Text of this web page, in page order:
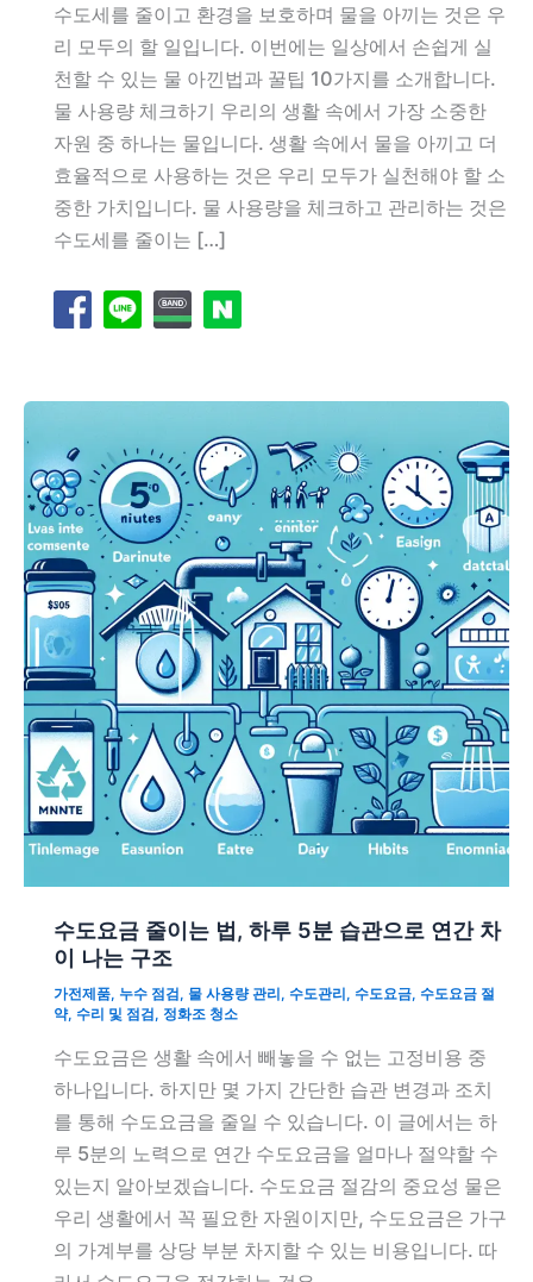
수도세를 줄이고 환경을 보호하며 물을 아끼는 것은 우
리 모두의 할 일입니다. 이번에는 일상에서 손쉽게 실
천할 수 있는 물 아낀법과 꿀팁 10가지를 소개합니다.
물 사용량 체크하기 우리의 생활 속에서 가장 소중한
자원 중 하나는 물입니다. 생활 속에서 물을 아끼고 더
효율적으로 사용하는 것은 우리 모두가 실천해야 할 소
중한 가치입니다. 물 사용량을 체크하고 관리하는 것은
수도세를 줄이는 […]
수도요금 줄이는 법, 하루 5분 습관으로 연간 차
이 나는 구조
가전제품, 누수 점검, 물 사용량 관리, 수도관리, 수도요금, 수도요금 절
약, 수리 및 점검, 정화조 청소
수도요금은 생활 속에서 빼놓을 수 없는 고정비용 중
하나입니다. 하지만 몇 가지 간단한 습관 변경과 조치
를 통해 수도요금을 줄일 수 있습니다. 이 글에서는 하
루 5분의 노력으로 연간 수도요금을 얼마나 절약할 수
있는지 알아보겠습니다. 수도요금 절감의 중요성 물은
우리 생활에서 꼭 필요한 자원이지만, 수도요금은 가구
의 가계부를 상당 부분 차지할 수 있는 비용입니다. 따